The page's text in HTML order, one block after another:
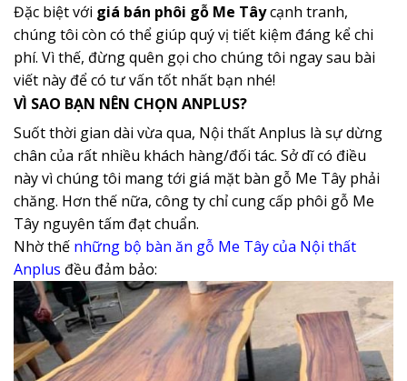
Đặc biệt với giá bán phôi gỗ Me Tâycạnh tranh,
chúng tôi còn có thể giúp quý vị tiết kiệm đáng kể chi
phí. Vì thế, đừng quên gọi cho chúng tôi ngay sau bài
viết này để có tư vấn tốt nhất bạn nhé!
VÌ SAO BẠN NÊN CHỌN ANPLUS?
Suốt thời gian dài vừa qua, Nội thất Anplus là sự dừng
chân của rất nhiều khách hàng/đối tác. Sở dĩ có điều
này vì chúng tôi mang tới giá mặt bàn gỗ Me Tây phải
chăng. Hơn thế nữa, công ty chỉ cung cấp phôi gỗ Me
Tây nguyên tấm đạt chuẩn.
Nhờ thế những bộ bàn ăn gỗ Me Tây của Nội thất
Anplus đều đảm bảo: